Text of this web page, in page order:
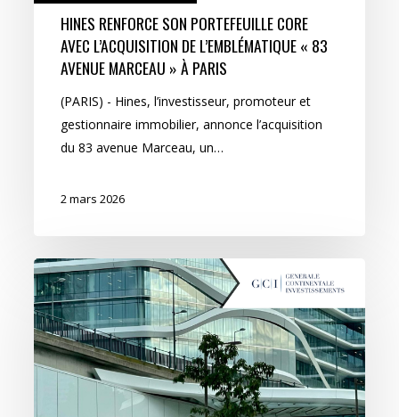
HINES RENFORCE SON PORTEFEUILLE CORE
AVEC L’ACQUISITION DE L’EMBLÉMATIQUE « 83
AVENUE MARCEAU » À PARIS
(PARIS) - Hines, l’investisseur, promoteur et
gestionnaire immobilier, annonce l’acquisition
du 83 avenue Marceau, un…
2 mars 2026